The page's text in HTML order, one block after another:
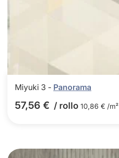
Miyuki 3 - Panorama
57,56 € / rollo 10,86 € /m²